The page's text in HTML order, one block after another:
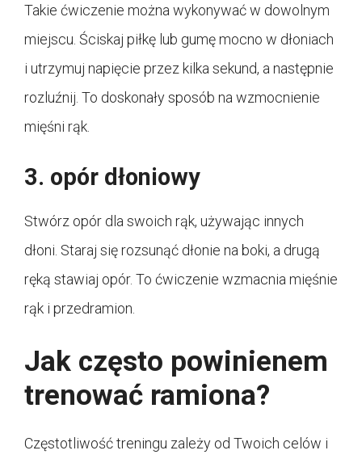
Takie ćwiczenie można wykonywać w dowolnym
miejscu. Ściskaj piłkę lub gumę mocno w dłoniach
i utrzymuj napięcie przez kilka sekund, a następnie
rozluźnij. To doskonały sposób na wzmocnienie
mięśni rąk.
3. opór dłoniowy
Stwórz opór dla swoich rąk, używając innych
dłoni. Staraj się rozsunąć dłonie na boki, a drugą
ręką stawiaj opór. To ćwiczenie wzmacnia mięśnie
rąk i przedramion.
Jak często powinienem
trenować ramiona?
Częstotliwość treningu zależy od Twoich celów i